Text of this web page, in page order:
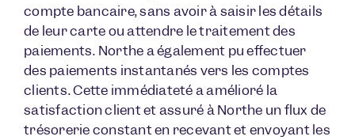
compte bancaire, sans avoir à saisir les détails
de leur carte ou attendre le traitement des
paiements. Northe a également pu effectuer
des paiements instantanés vers les comptes
clients. Cette immédiateté a amélioré la
satisfaction client et assuré à Northe un flux de
trésorerie constant en recevant et envoyant les